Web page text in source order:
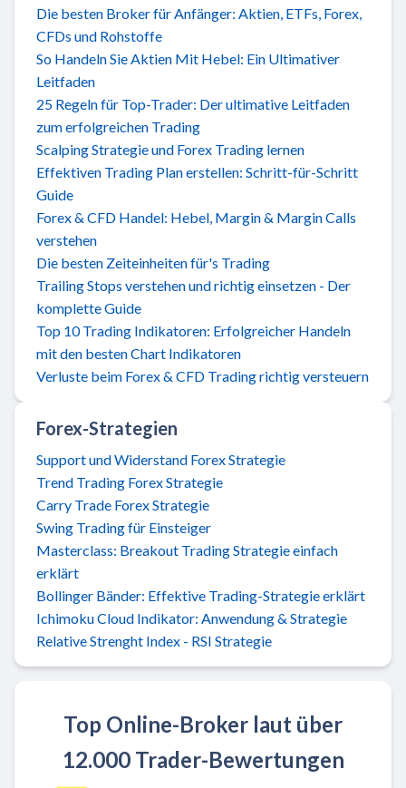
Die besten Broker für Anfänger: Aktien, ETFs, Forex,
CFDs und Rohstoffe
So Handeln Sie Aktien Mit Hebel: Ein Ultimativer
Leitfaden
25 Regeln für Top-Trader: Der ultimative Leitfaden
zum erfolgreichen Trading
Scalping Strategie und Forex Trading lernen
Effektiven Trading Plan erstellen: Schritt-für-Schritt
Guide
Forex & CFD Handel: Hebel, Margin & Margin Calls
verstehen
Die besten Zeiteinheiten für's Trading
Trailing Stops verstehen und richtig einsetzen - Der
komplette Guide
Top 10 Trading Indikatoren: Erfolgreicher Handeln
mit den besten Chart Indikatoren
Verluste beim Forex & CFD Trading richtig versteuern
Forex-Strategien
Support und Widerstand Forex Strategie
Trend Trading Forex Strategie
Carry Trade Forex Strategie
Swing Trading für Einsteiger
Masterclass: Breakout Trading Strategie einfach
erklärt
Bollinger Bänder: Effektive Trading-Strategie erklärt
Ichimoku Cloud Indikator: Anwendung & Strategie
Relative Strenght Index - RSI Strategie
Top Online-Broker laut über
12.000 Trader-Bewertungen